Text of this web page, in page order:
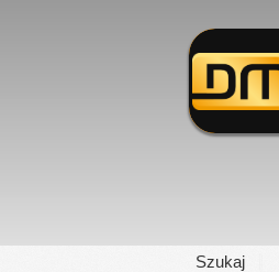
PL|EN
Szukaj